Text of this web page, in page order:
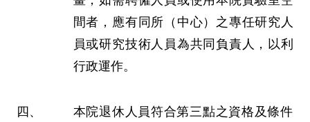
間者，應有同所（中心）之專任研究人
員或研究技術人員為共同負責人，以利
行政運作。
本院退休人員符合第三點之資格及條件